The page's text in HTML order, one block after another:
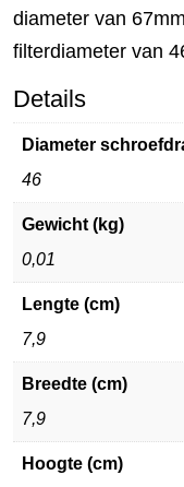
diameter van
filterdiameter van
Details
Diameter
46
Gewicht (kg)
0,01
Lengte (cm)
7,9
Breedte (cm)
7,9
Hoogte (cm)